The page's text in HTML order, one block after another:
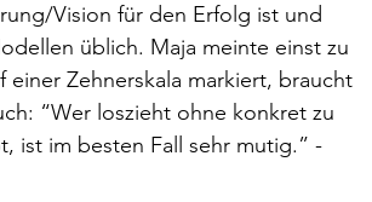
Vision für den Erfolg ist und
üblich. Maja meinte einst zu
Zehnerskala markiert, braucht
“Wer loszieht ohne konkret zu
ist im besten Fall sehr mutig.” -